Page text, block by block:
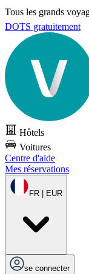
Tous les grands
DOTS gratuitement
Hôtels
Voitures
Centre d'aide
Mes réservations
FR | EUR
se connecter